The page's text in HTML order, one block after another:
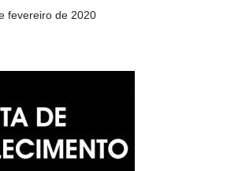
fevereiro de 2020